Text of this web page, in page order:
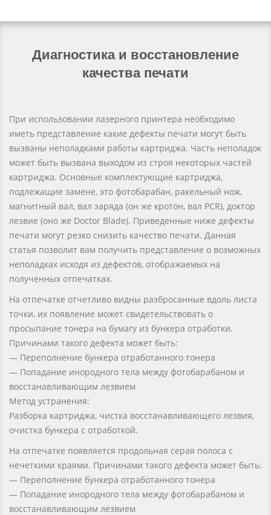
Диагностика и восстановление
качества печати
При использовании лазерного принтера необходимо
иметь представление какие дефекты печати могут быть
вызваны неполадками работы картриджа. Часть неполадок
может быть вызвана выходом из строя некоторых частей
картриджа. Основные комплектующие картриджа,
подлежащие замене, это фотобарабан, ракельный нож,
магнитный вал, вал заряда (он же кротон, вал PCR), доктор
лезвие (оно же Doctor Blade). Приведенные ниже дефекты
печати могут резко снизить качество печати. Данная
статья позволит вам получить представление о возможных
неполадках исходя из дефектов, отображаемых на
полученных отпечатках.
На отпечатке отчетливо видны разбросанные вдоль листа
точки, их появление может свидетельствовать о
просыпание тонера на бумагу из бункера отработки.
Причинами такого дефекта может быть:
— Переполнение бункера отработанного тонера
— Попадание инородного тела между фотобарабаном и
восстанавливающим лезвием
Метод устранения:
Разборка картриджа, чистка восстанавливающего лезвия,
очистка бункера с отработкой.
На отпечатке появляется продольная серая полоса с
нечеткими краями. Причинами такого дефекта может быть:
— Переполнение бункера отработанного тонера
— Попадание инородного тела между фотобарабаном и
восстанавливающим лезвием